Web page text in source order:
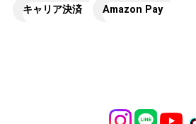
キャリア決済 Amazon Pay